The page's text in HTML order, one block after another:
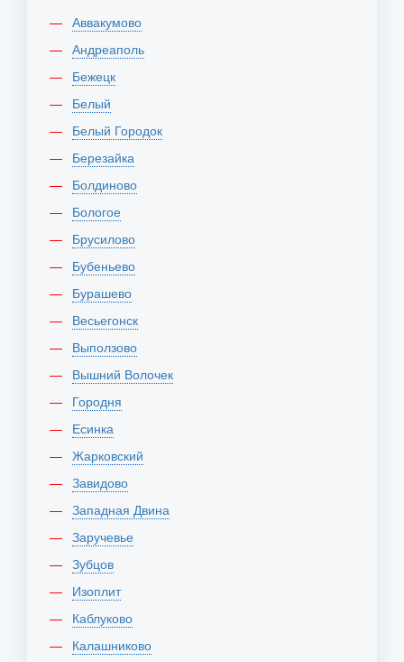
Аввакумово
Андреаполь
Бежецк
Белый
Белый Городок
Березайка
Болдиново
Бологое
Брусилово
Бубеньево
Бурашево
Весьегонск
Выползово
Вышний Волочек
Городня
Есинка
Жарковский
Завидово
Западная Двина
Заручевье
Зубцов
Изоплит
Каблуково
Калашниково